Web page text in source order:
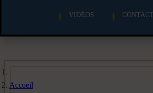
VIDÉOS CONTACT
Accueil